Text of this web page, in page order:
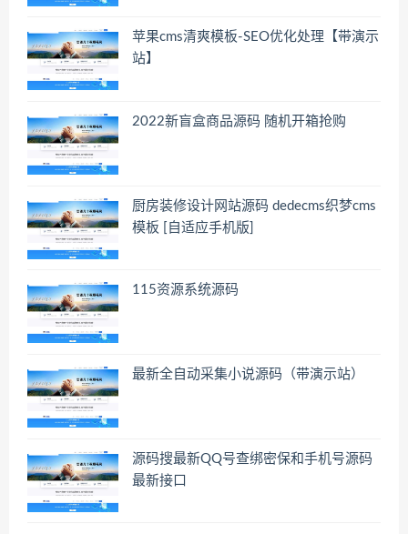
苹果cms清爽模板-SEO优化处理【带演示
站】
2022新盲盒商品源码 随机开箱抢购
厨房装修设计网站源码 dedecms织梦cms
模板 [自适应手机版]
115资源系统源码
最新全自动采集小说源码（带演示站）
源码搜最新QQ号查绑密保和手机号源码
最新接口